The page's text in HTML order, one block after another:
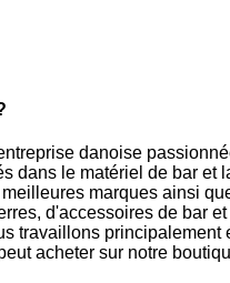
danoise
dans le matériel de bar et
marques ainsi
d'accessoires de bar
travaillons principalement
acheter sur notre